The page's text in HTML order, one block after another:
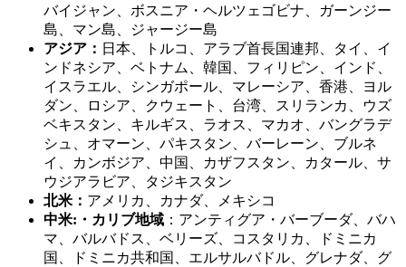
バイジャン、ボスニア・ヘルツェゴビナ、ガーンジー
島、マン島、ジャージー島
アジア： 日本、トルコ、アラブ首長国連邦、タイ、イ
ンドネシア、ベトナム、韓国、フィリピン、インド、
イスラエル、シンガポール、マレーシア、香港、ヨル
ダン、ロシア、クウェート、台湾、スリランカ、ウズ
ベキスタン、キルギス、ラオス、マカオ、バングラデ
シュ、オマーン、パキスタン、バーレーン、ブルネ
イ、カンボジア、中国、カザフスタン、カタール、サ
ウジアラビア、タジキスタン
北米： アメリカ、カナダ、メキシコ
中米:・カリブ地域 ：アンティグア・バーブーダ、バハ
マ、バルバドス、ベリーズ、コスタリカ、ドミニカ
国、ドミニカ共和国、エルサルバドル、グレナダ、グ